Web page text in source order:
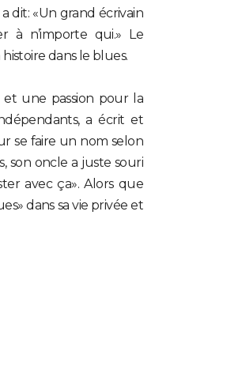
dit: «Un grand écrivain
à n’importe qui.» Le
dans le blues.
une passion pour la
a écrit et
se faire un nom selon
son oncle a juste souri
avec ça». Alors que
dans sa vie privée et